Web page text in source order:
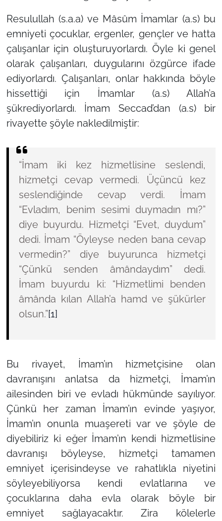
Resulullah (s.a.a) ve Mâsûm İmamlar (a.s) bu
emniyeti çocuklar, ergenler, gençler ve hatta
çalışanlar için oluşturuyorlardı. Öyle ki genel
olarak çalışanları, duygularını özgürce ifade
ediyorlardı. Çalışanları, onlar hakkında böyle
hissettiği için İmamlar (a.s) Allah’a
şükrediyorlardı. İmam Seccad’dan (a.s) bir
rivayette şöyle nakledilmiştir:
“İmam iki kez hizmetlisine seslendi,
hizmetçi cevap vermedi. Üçüncü kez
seslendiğinde cevap verdi. İmam
“Evladım, benim sesimi duymadın mı?”
diye buyurdu. Hizmetçi “Evet, duydum”
dedi. İmam “Öyleyse neden bana cevap
vermedin?” diye buyurunca hizmetçi
“Çünkü senden âmândaydım” dedi.
İmam buyurdu ki: “Hizmetlimi benden
âmânda kılan Allah’a hamd ve şükürler
olsun.”[1]
Bu rivayet, İmam’ın hizmetçisine olan
davranışını anlatsa da hizmetçi, İmam’ın
ailesinden biri ve evladı hükmünde sayılıyor.
Çünkü her zaman İmam’ın evinde yaşıyor,
İmam’ın onunla muaşereti var ve şöyle de
diyebiliriz ki eğer İmam’ın kendi hizmetlisine
davranışı böyleyse, hizmetçi tamamen
emniyet içerisindeyse ve rahatlıkla niyetini
söyleyebiliyorsa kendi evlatlarına ve
çocuklarına daha evla olarak böyle bir
emniyet sağlayacaktır. Zira kölelerle